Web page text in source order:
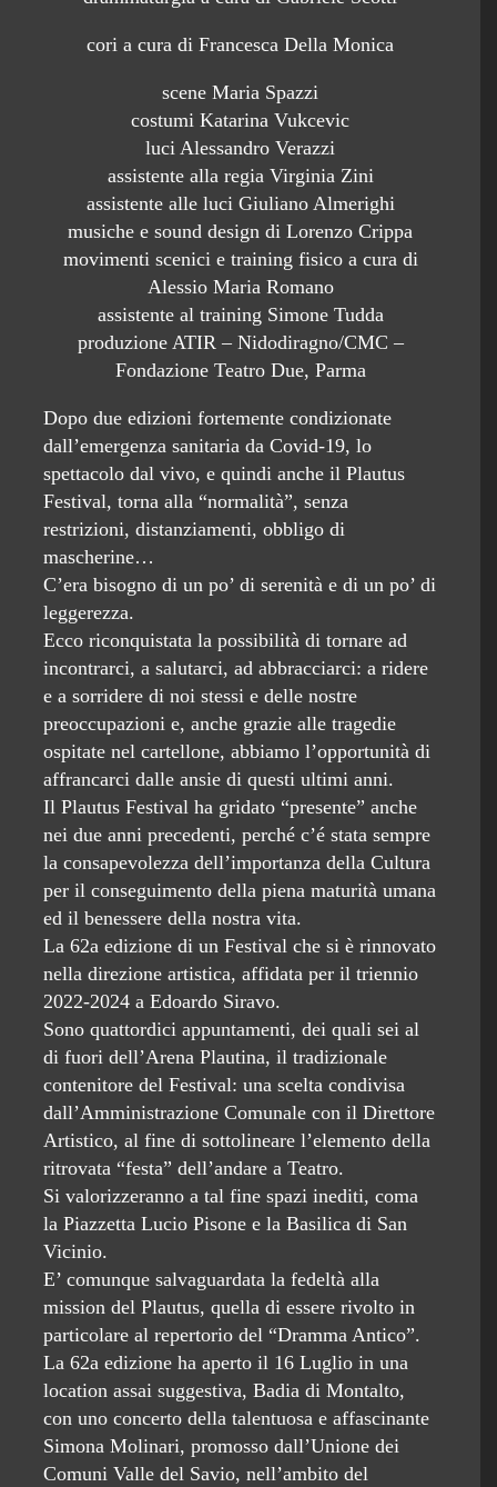
cori a cura di Francesca Della Monica
scene Maria Spazzi
costumi Katarina Vukcevic
luci Alessandro Verazzi
assistente alla regia Virginia Zini
assistente alle luci Giuliano Almerighi
musiche e sound design di Lorenzo Crippa
movimenti scenici e training fisico a cura di
Alessio Maria Romano
assistente al training Simone Tudda
produzione ATIR – Nidodiragno/CMC –
Fondazione Teatro Due, Parma
Dopo due edizioni fortemente condizionate
dall’emergenza sanitaria da Covid-19, lo
spettacolo dal vivo, e quindi anche il Plautus
Festival, torna alla “normalità”, senza
restrizioni, distanziamenti, obbligo di
mascherine…
C’era bisogno di un po’ di serenità e di un po’ di
leggerezza.
Ecco riconquistata la possibilità di tornare ad
incontrarci, a salutarci, ad abbracciarci: a ridere
e a sorridere di noi stessi e delle nostre
preoccupazioni e, anche grazie alle tragedie
ospitate nel cartellone, abbiamo l’opportunità di
affrancarci dalle ansie di questi ultimi anni.
Il Plautus Festival ha gridato “presente” anche
nei due anni precedenti, perché c’é stata sempre
la consapevolezza dell’importanza della Cultura
per il conseguimento della piena maturità umana
ed il benessere della nostra vita.
La 62a edizione di un Festival che si è rinnovato
nella direzione artistica, affidata per il triennio
2022-2024 a Edoardo Siravo.
Sono quattordici appuntamenti, dei quali sei al
di fuori dell’Arena Plautina, il tradizionale
contenitore del Festival: una scelta condivisa
dall’Amministrazione Comunale con il Direttore
Artistico, al fine di sottolineare l’elemento della
ritrovata “festa” dell’andare a Teatro.
Si valorizzeranno a tal fine spazi inediti, coma
la Piazzetta Lucio Pisone e la Basilica di San
Vicinio.
E’ comunque salvaguardata la fedeltà alla
mission del Plautus, quella di essere rivolto in
particolare al repertorio del “Dramma Antico”.
La 62a edizione ha aperto il 16 Luglio in una
location assai suggestiva, Badia di Montalto,
con uno concerto della talentuosa e affascinante
Simona Molinari, promosso dall’Unione dei
Comuni Valle del Savio, nell’ambito del